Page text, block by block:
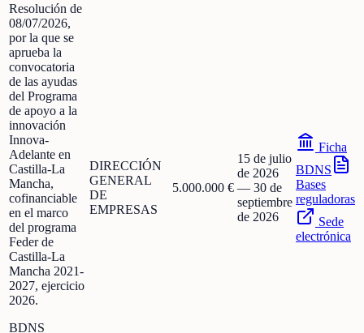
Resolución de
08/07/2026,
por la que se
aprueba la
convocatoria
de las ayudas
del Programa
de apoyo a la
innovación
Innova-
Adelante en
Castilla-La
Mancha,
cofinanciable
en el marco
del programa
Feder de
Castilla-La
Mancha 2021-
2027, ejercicio
2026.
BDNS
DIRECCIÓN
GENERAL
DE
EMPRESAS
5.000.000 €
15 de julio
de 2026
— 30 de
septiembre
de 2026
Ficha
BDNS
Bases
reguladoras
Sede
electrónica